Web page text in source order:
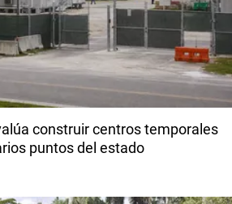
construir centros temporales
puntos del estado